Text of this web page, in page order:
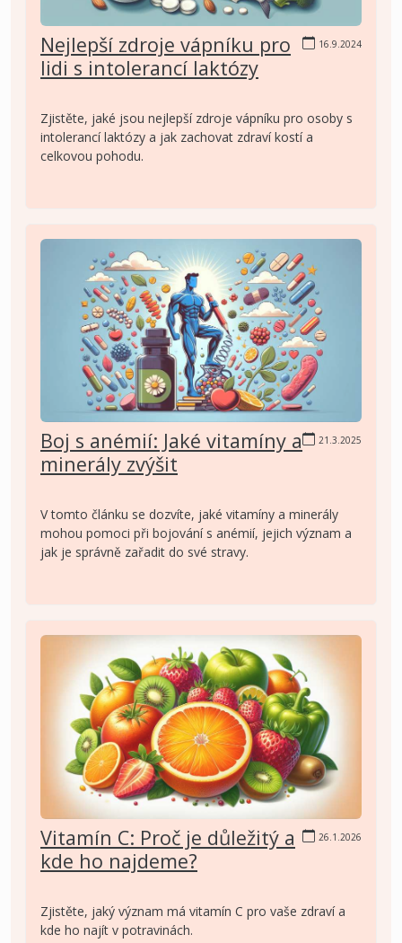
16.9.2024
Nejlepší zdroje vápníku pro
lidi s intolerancí laktózy
Zjistěte, jaké jsou nejlepší zdroje vápníku pro osoby s
intolerancí laktózy a jak zachovat zdraví kostí a
celkovou pohodu.
21.3.2025
Boj s anémií: Jaké vitamíny a
minerály zvýšit
V tomto článku se dozvíte, jaké vitamíny a minerály
mohou pomoci při bojování s anémií, jejich význam a
jak je správně zařadit do své stravy.
26.1.2026
Vitamín C: Proč je důležitý a
kde ho najdeme?
Zjistěte, jaký význam má vitamín C pro vaše zdraví a
kde ho najít v potravinách.